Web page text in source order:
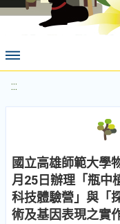
:::
國立高雄師範大學
月25日辦理「瓶中
科技體驗營」與「
術及基因表現之實